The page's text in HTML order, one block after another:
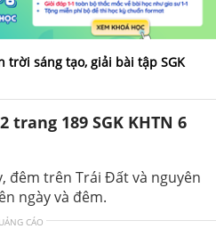
trời sáng tạo, giải bài tập SGK
189 SGK KHTN 6
đêm trên Trái Đất và nguyên
ngày và đêm.
CÁO